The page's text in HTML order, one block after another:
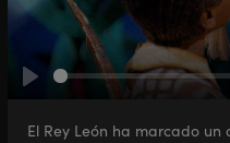
El Rey León ha marcado un